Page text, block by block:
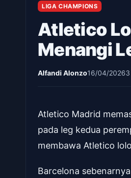
LIGA CHAMPIONS
Atletico
Menangi
Alfandi Alonzo16/04/2026
Atletico Madrid
pada leg kedua
membawa Atletico
Barcelona